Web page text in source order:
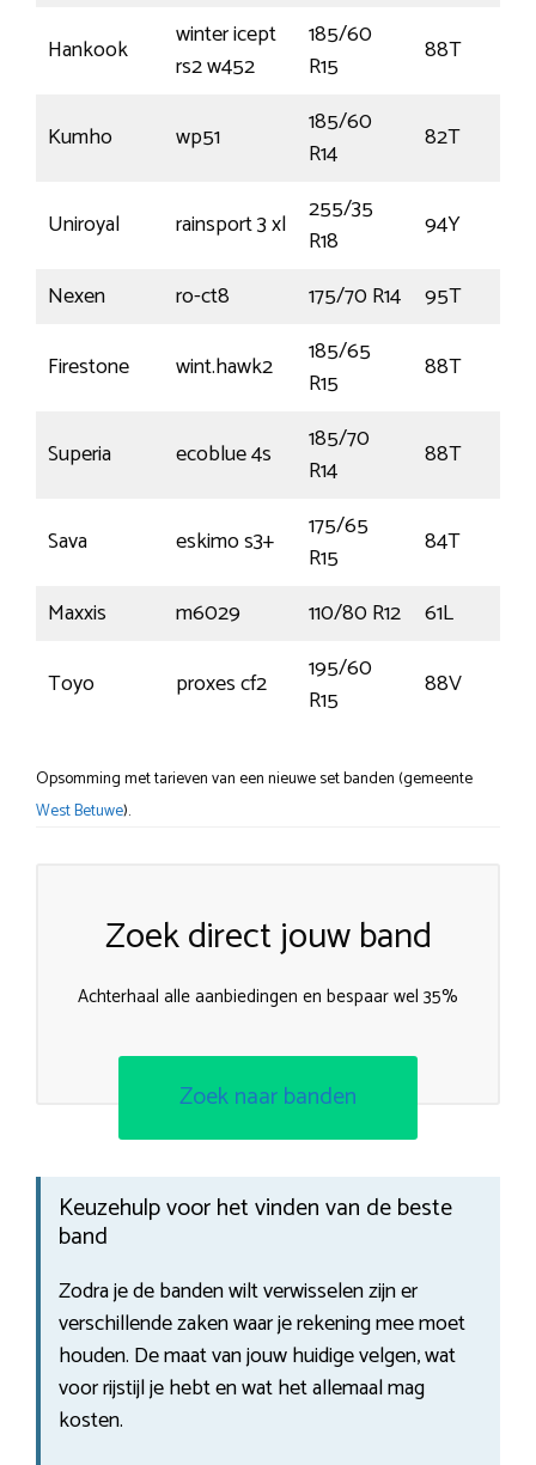
Hankook
winter icept
rs2 w452
185/60
R15
88T
Kumho wp51
185/60
R14
82T
Uniroyal rainsport 3 xl
255/35
R18
94Y
Nexen
ro-ct8 175/70 R14
95T
Firestone
wint.hawk2
185/65
R15
88T
Superia ecoblue 4s
185/70
R14
88T
Sava eskimo s3+
175/65
R15
84T
Maxxis
m6029 110/80 R12
61L
Toyo
proxes cf2
195/60
R15
88V
Opsomming met tarieven van een nieuwe set banden (gemeente
West Betuwe).
Zoek direct jouw band
Achterhaal alle aanbiedingen en bespaar wel 35%
Zoek naar banden
Keuzehulp voor het vinden van de beste
band
Zodra je de banden wilt verwisselen zijn er
verschillende zaken waar je rekening mee moet
houden. De maat van jouw huidige velgen, wat
voor rijstijl je hebt en wat het allemaal mag
kosten.